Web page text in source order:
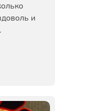
и